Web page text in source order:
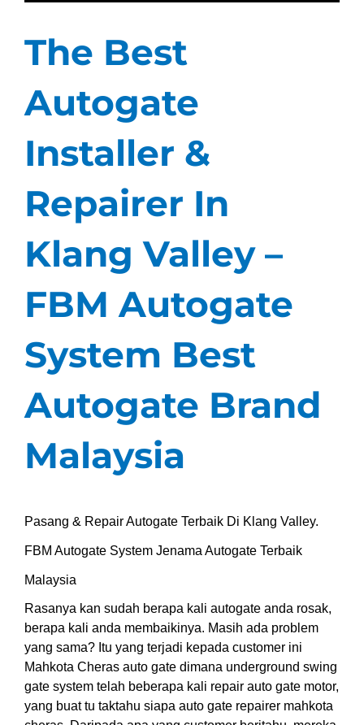
The Best
Autogate
Installer &
Repairer In
Klang Valley –
FBM Autogate
System Best
Autogate Brand
Malaysia
Pasang & Repair Autogate Terbaik Di Klang Valley.
FBM Autogate System Jenama Autogate Terbaik
Malaysia
Rasanya kan sudah berapa kali autogate anda rosak,
berapa kali anda membaikinya. Masih ada problem
yang sama? Itu yang terjadi kepada customer ini
Mahkota Cheras auto gate dimana underground swing
gate system telah beberapa kali repair auto gate motor,
yang buat tu taktahu siapa auto gate repairer mahkota